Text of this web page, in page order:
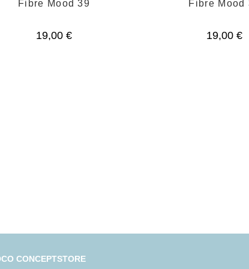
Fibre Mood 39
19,00€
Fibre Mood
19,00€
CONCEPTSTORE